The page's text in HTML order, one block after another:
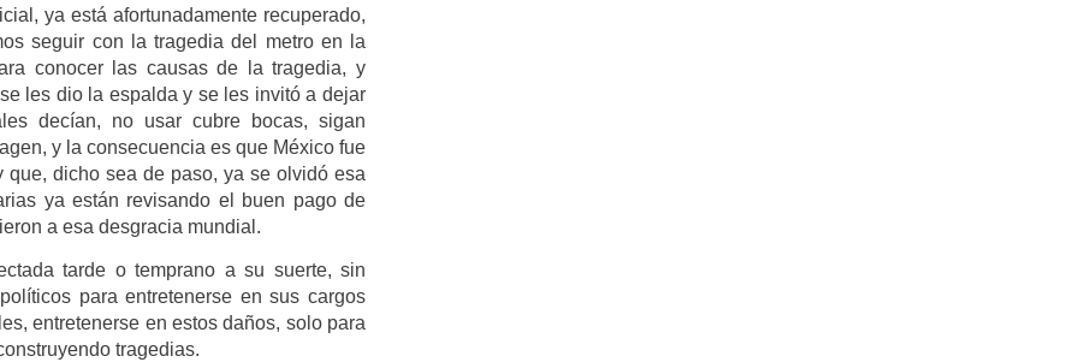
ya está afortunadamente recuperado,
seguir con la tragedia del metro en la
conocer las causas de la tragedia, y
les dio la espalda y se les invitó a dejar
decían, no usar cubre bocas, sigan
y la consecuencia es que México fue
dicho sea de paso, ya se olvidó esa
ya están revisando el buen pago de
a esa desgracia mundial.
tarde o temprano a su suerte, sin
para entretenerse en sus cargos
entretenerse en estos daños, solo para
tragedias.